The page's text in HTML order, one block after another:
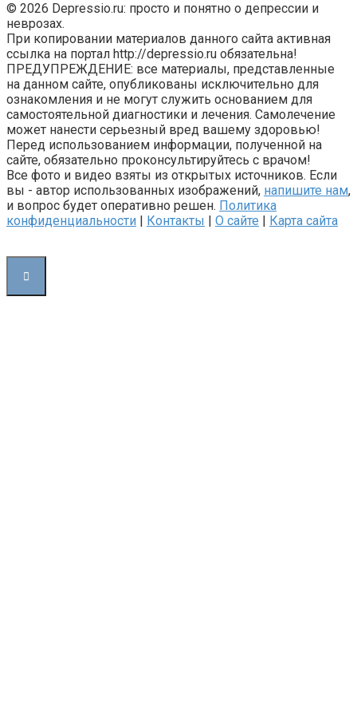
© 2026 Depressio.ru: просто и понятно о депрессии и
неврозах.
При копировании материалов данного сайта активная
ссылка на портал http://depressio.ru обязательна!
ПРЕДУПРЕЖДЕНИЕ: все материалы, представленные
на данном сайте, опубликованы исключительно для
ознакомления и не могут служить основанием для
самостоятельной диагностики и лечения. Самолечение
может нанести серьезный вред вашему здоровью!
Перед использованием информации, полученной на
сайте, обязательно проконсультируйтесь с врачом!
Все фото и видео взяты из открытых источников. Если
вы - автор использованных изображений, напишите нам,
и вопрос будет оперативно решен. Политика
конфиденциальности | Контакты | О сайте | Карта сайта